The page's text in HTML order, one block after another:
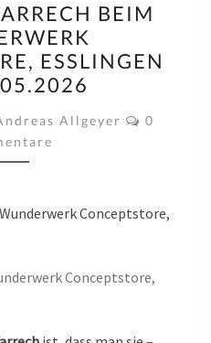
TARRECH
BEIM
WUNDERWERK
CONCEPTSTORE,
ESSLINGEN
AM
22.05.2026
BEIM
ESSLINGEN
Allgeyer
0
Conceptstore,